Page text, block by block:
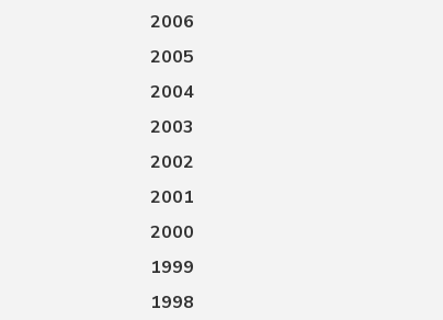
2006
2005
2004
2003
2002
2001
2000
1999
1998